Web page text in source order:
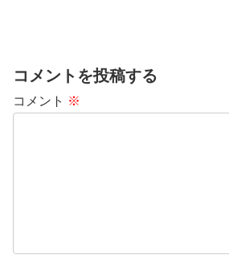
コメントを投稿する
コメント ※